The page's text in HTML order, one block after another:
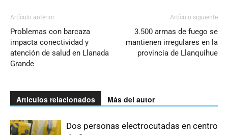
Artículo anterior
Problemas con barcaza
impacta conectividad y
atención de salud en Llanada
Grande
Artículo siguiente
3.500 armas de fuego se
mantienen irregulares en la
provincia de Llanquihue
Artículos relacionados Más del autor
Dos personas electrocutadas en centro